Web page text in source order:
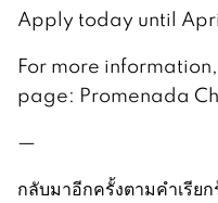
Apply today until
For more
page: Promenada
—
กลับมาอีกครั้งตามคำเรีย